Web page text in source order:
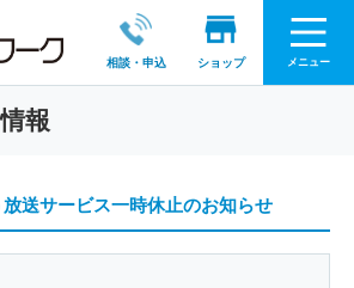
相談・申込 ショップ メニュー
報
送サービス一時休止のお知らせ